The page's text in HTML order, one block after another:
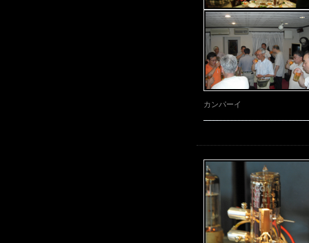
カンパーイ